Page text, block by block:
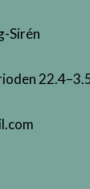
Sirén